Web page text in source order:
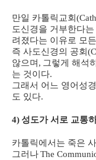
만일 카톨릭교회
도신경을 거부한다
려졌다는 이유로 모
즉 사도신경의 공회
않으며 , 그렇게 해석
는 것이다.
그래서 어느 영어성
도 있다.
4)성도가 서로 교통
카톨릭에서는 죽은
그러나The